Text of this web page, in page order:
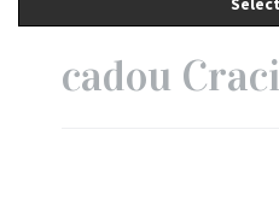
cadou